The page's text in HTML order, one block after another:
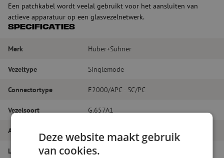
Een patchkabel wordt veelal gebruikt voor het aansluiten van
actieve apparatuur op een glasvezelnetwerk.
Specificaties
Merk Huber+Suhner
Vezeltype Singlemode
Connectortype E2000/APC - SC/PC
Vezelsoort G.657A1
Aantal vezels
Lengte 23m
Deze website maakt gebruik
van cookies.